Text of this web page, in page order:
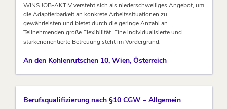
WINS JOB-AKTIV versteht sich als niederschwelliges Angebot, um
die Adaptierbarkeit an konkrete Arbeitssituationen zu
gewährleisten und bietet durch die geringe Anzahl an
Teilnehmenden große Flexibilität. Eine individualisierte und
stärkenorientierte Betreuung steht im Vordergrund.
An den Kohlenrutschen 10, Wien, Österreich
Berufsqualifizierung nach §10 CGW – Allgemein